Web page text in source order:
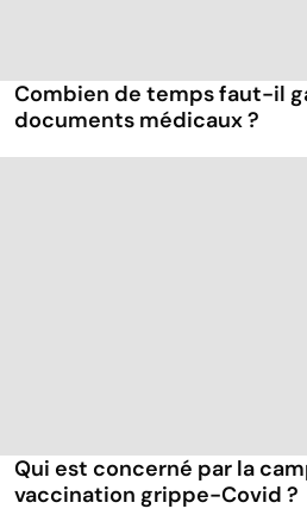
Combien de temps faut-il
documents médicaux ?
Qui est concerné par la
vaccination grippe-Covid ?